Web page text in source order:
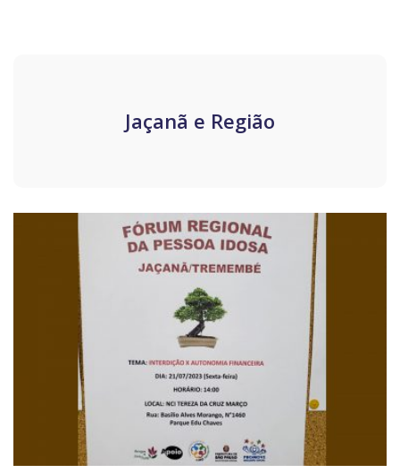
Jaçanã e Região